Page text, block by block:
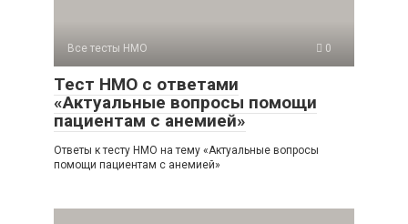
Все тесты НМО 0
Тест НМО с ответами
«Актуальные вопросы помощи
пациентам с анемией»
Ответы к тесту НМО на тему «Актуальные вопросы
помощи пациентам с анемией»